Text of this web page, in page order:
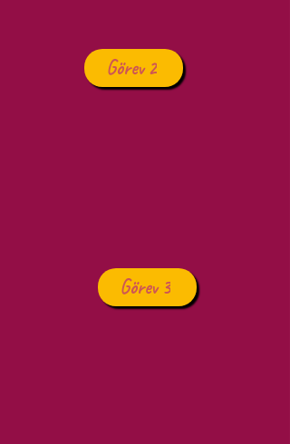
Görev 2
Görev 3